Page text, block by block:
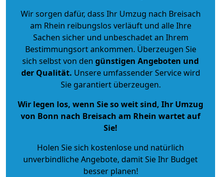
Wir sorgen dafür, dass Ihr Umzug nach Breisach
am Rhein reibungslos verläuft und alle Ihre
Sachen sicher und unbeschadet an Ihrem
Bestimmungsort ankommen. Überzeugen Sie
sich selbst von den günstigen Angeboten und
der Qualität. Unsere umfassender Service wird
Sie garantiert überzeugen.
Wir legen los, wenn Sie so weit sind, Ihr Umzug
von Bonn nach Breisach am Rhein wartet auf
Sie!
Holen Sie sich kostenlose und natürlich
unverbindliche Angebote, damit Sie Ihr Budget
besser planen!